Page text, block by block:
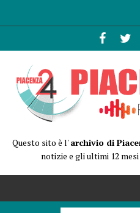
Questo sito è l'archivio di
notizie e gli ultimi 12